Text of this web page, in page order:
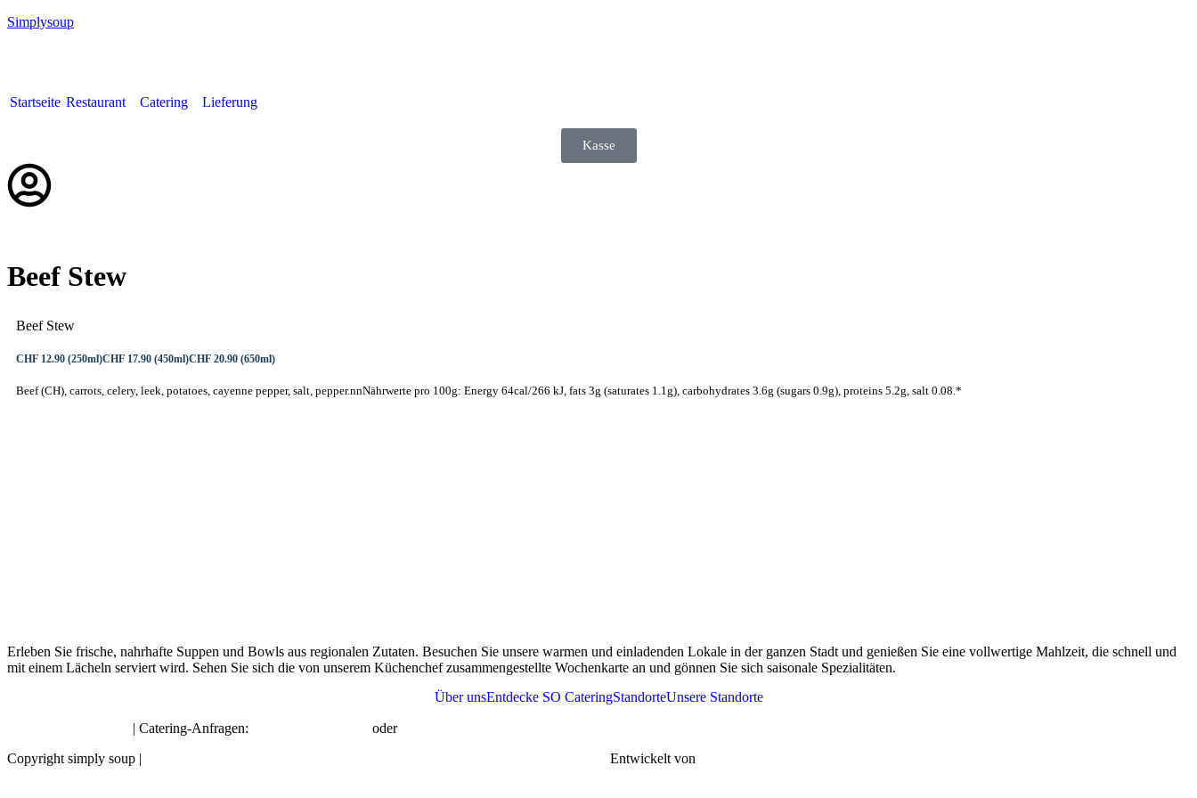
Simplysoup
Startseite Restaurant Catering Lieferung
Kasse
Beef Stew
Beef Stew
CHF 12.90 (250ml)CHF 17.90 (450ml)CHF 20.90 (650ml)
Beef (CH), carrots, celery, leek, potatoes, cayenne pepper, salt, pepper.nnNährwerte pro 100g: Energy 64cal/266 kJ, fats 3g (saturates 1.1g), carbohydrates 3.6g (sugars 0.9g), proteins 5.2g, salt 0.08.*
Erleben Sie frische, nahrhafte Suppen und Bowls aus regionalen Zutaten. Besuchen Sie unsere warmen und einladenden Lokale in der ganzen Stadt und genießen Sie eine vollwertige Mahlzeit, die schnell und
mit einem Lächeln serviert wird. Sehen Sie sich die von unserem Küchenchef zusammengestellte Wochenkarte an und gönnen Sie sich saisonale Spezialitäten.
Über unsEntdecke SO CateringStandorteUnsere Standorte
| Catering-Anfragen: oder
Copyright simply soup |
Entwickelt von